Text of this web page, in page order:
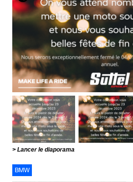
Lancer le diaporama
BMW